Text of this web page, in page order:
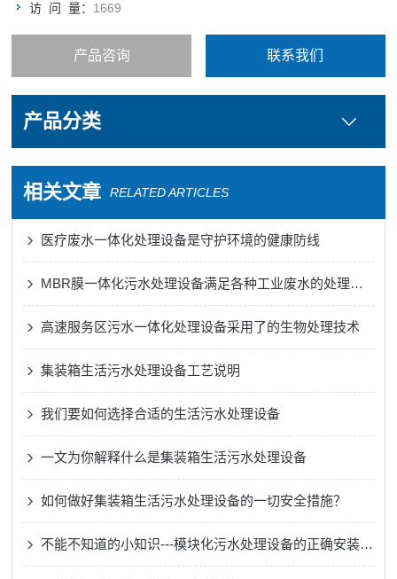
访 问 量： 1669
产品咨询 联系我们
产品分类
相关文章 RELATED ARTICLES
医疗废水一体化处理设备是守护环境的健康防线
MBR膜一体化污水处理设备满足各种工业废水的处理需求
高速服务区污水一体化处理设备采用了的生物处理技术
集装箱生活污水处理设备工艺说明
我们要如何选择合适的生活污水处理设备
一文为你解释什么是集装箱生活污水处理设备
如何做好集装箱生活污水处理设备的一切安全措施？
不能不知道的小知识---模块化污水处理设备的正确安装方法